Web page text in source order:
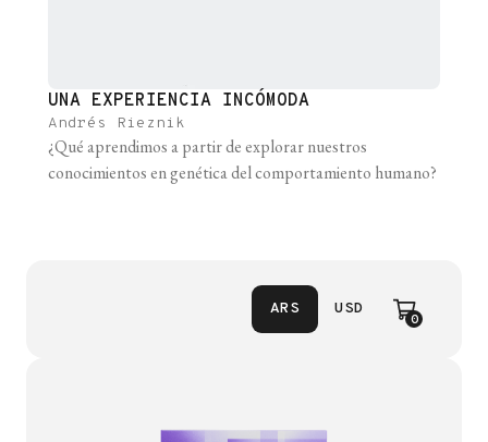
UNA EXPERIENCIA INCÓMODA
Andrés Rieznik
¿Qué aprendimos a partir de explorar nuestros
conocimientos en genética del comportamiento humano?
ARS USD
0